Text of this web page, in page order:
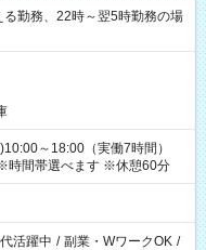
勤務、22時～翌5時勤務の場
～18:00（実働7時間）
時間帯選べます ※休憩60分
活躍中 / 副業・WワークOK /